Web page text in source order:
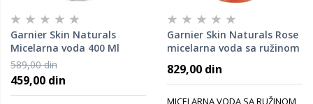
Garnier Skin Naturals
Micelarna voda 400 Ml
589,00 din
459,00 din
Garnier Skin Naturals Rose
micelarna voda sa ružinom
829,00 din
MICELARNA VODA SA RUŽINOM